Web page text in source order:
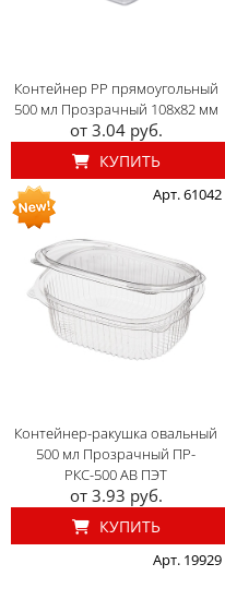
Контейнер PP прямоугольный
500 мл Прозрачный 108x82 мм
от 3.04 руб.
КУПИТЬ
Арт. 61042
Контейнер-ракушка овальный
500 мл Прозрачный ПР-
РКС-500 АВ ПЭТ
от 3.93 руб.
КУПИТЬ
Арт. 19929